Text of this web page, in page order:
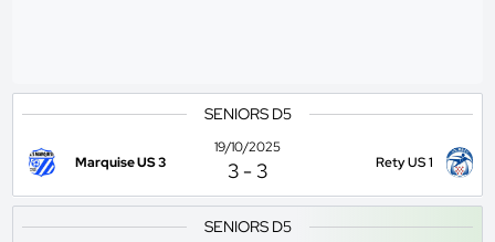
SENIORS D5
Marquise US 3
19/10/2025
3 - 3 Rety US 1
SENIORS D5